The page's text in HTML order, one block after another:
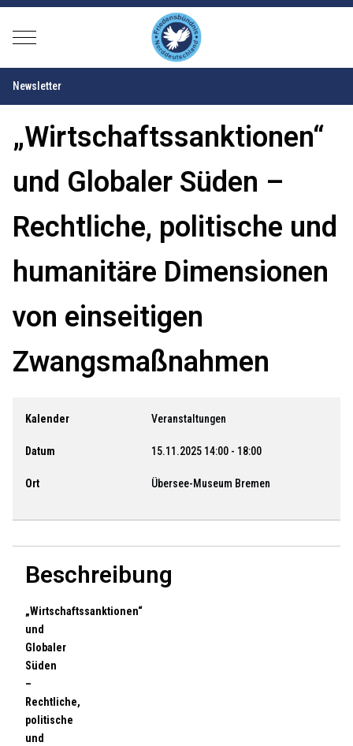
Mobile Menu Toggle
Newsletter
„Wirtschaftssanktionen“
und Globaler Süden –
Rechtliche, politische und
humanitäre Dimensionen
von einseitigen
Zwangsmaßnahmen
Kalender Veranstaltungen
Datum 15.11.2025 14:00 - 18:00
Ort Übersee-Museum Bremen
Beschreibung
„Wirtschaftssanktionen“
und
Globaler
Süden
–
Rechtliche,
politische
und